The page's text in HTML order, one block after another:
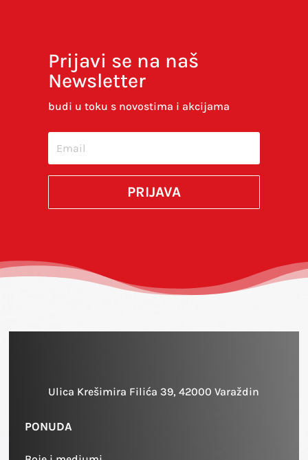
Spremi moje ime, e-poštu i web-stranicu u
budem komentirao.
Prijavi se na naš
Newsletter
budi u toku s novostima i akcijama
PRIJAVA
Ulica Krešimira Filića 39, 42000 Varaždin
PONUDA